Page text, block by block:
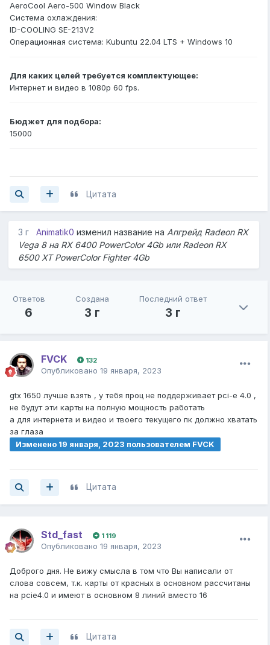
AeroCool Aero-500 Window Black
Система охлаждения:
ID-COOLING SE-213V2
Операционная система: Kubuntu 22.04 LTS + Windows 10
Для каких целей требуется комплектующее:
Интернет и видео в 1080p 60 fps.
Бюджет для подбора:
15000
Цитата
3 г Animatik0 изменил название на Апгрейд Radeon RX
Vega 8 на RX 6400 PowerColor 4Gb или Radeon RX
6500 XT PowerColor Fighter 4Gb
Ответов
6
Создана
3 г
Последний ответ
3 г
FVCK 132
Опубликовано 19 января, 2023
gtx 1650 лучше взять , у тебя проц не поддерживает pci-e 4.0 ,
не будут эти карты на полную мощность работать
а для интернета и видео и твоего текущего пк должно хватать
за глаза
Изменено 19 января, 2023 пользователем FVCK
Цитата
Std_fast 1 119
Опубликовано 19 января, 2023
Доброго дня. Не вижу смысла в том что Вы написали от
слова совсем, т.к. карты от красных в основном рассчитаны
на pcie4.0 и имеют в основном 8 линий вместо 16
Цитата